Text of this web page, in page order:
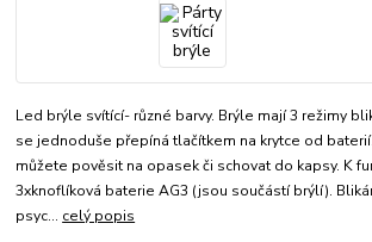
Led brýle svítící- různé barvy. Brýle mají 3 režimy
se jednoduše přepíná tlačítkem na krytce od
můžete pověsit na opasek či schovat do kapsy. K
3xknoflíková baterie AG3 (jsou součástí brýlí).
psyc... celý popis